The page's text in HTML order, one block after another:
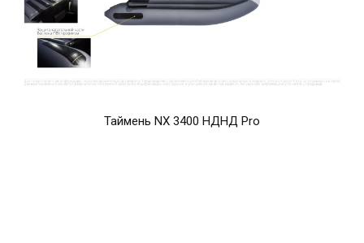
Таймень NX 3400 НДНД Pro